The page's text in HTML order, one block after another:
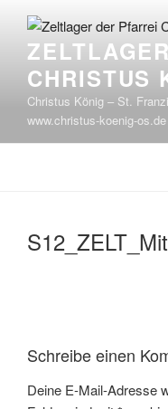
Inhalt
springen
CHRISTUS
Christus König – St.
www.christus-koenig-os.de
Schreibe einen
Deine E-Mail-Adresse